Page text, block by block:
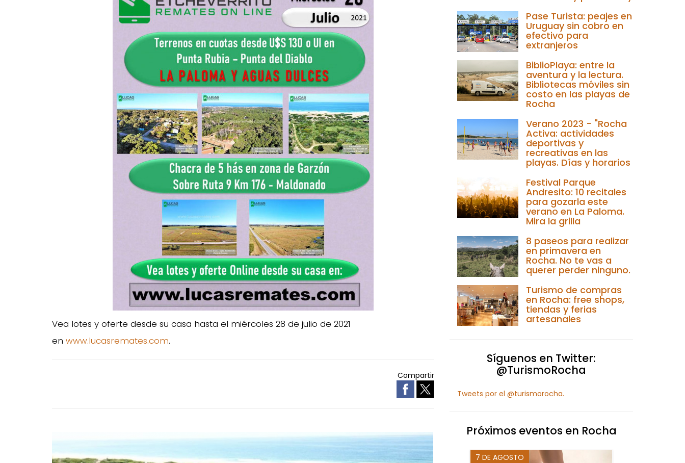
Vea lotes y oferte desde su casa hasta el miércoles 28 de julio de 2021
en www.lucasremates.com.
Compartir
Pase Turista: peajes en
Uruguay sin cobro en
efectivo para
extranjeros
BiblioPlaya: entre la
aventura y la lectura.
Bibliotecas móviles sin
costo en las playas de
Rocha
Verano 2023 - "Rocha
Activa: actividades
deportivas y
recreativas en las
playas. Días y horarios
Festival Parque
Andresito: 10 recitales
para gozarla este
verano en La Paloma.
Mira la grilla
8 paseos para realizar
en primavera en
Rocha. No te vas a
querer perder ninguno.
Turismo de compras
en Rocha: free shops,
tiendas y ferias
artesanales
Síguenos en Twitter:
@TurismoRocha
Tweets por el @turismorocha.
Próximos eventos en Rocha
7 DE AGOSTO